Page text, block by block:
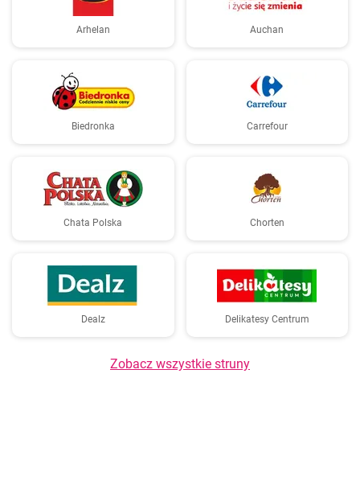
Arhelan Auchan
Biedronka Carrefour
Chata Polska Chorten
Dealz Delikatesy Centrum
Zobacz wszystkie struny